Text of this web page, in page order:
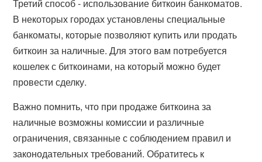
Третий способ - использование биткоин банкоматов.
В некоторых городах установлены специальные
банкоматы, которые позволяют купить или продать
биткоин за наличные. Для этого вам потребуется
кошелек с биткоинами, на который можно будет
провести сделку.
Важно помнить, что при продаже биткоина за
наличные возможны комиссии и различные
ограничения, связанные с соблюдением правил и
законодательных требований. Обратитесь к